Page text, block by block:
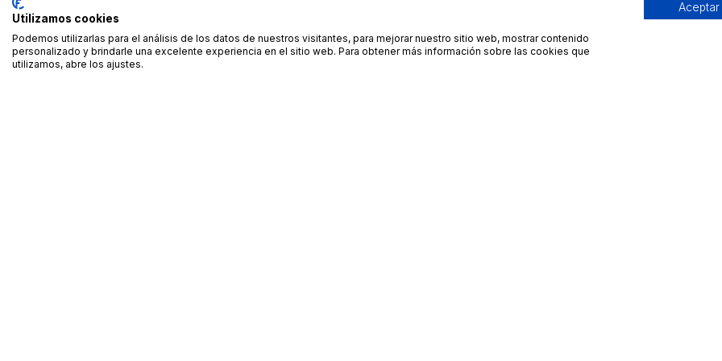
Utilizamos cookies
Podemos utilizarlas para el análisis de los datos de nuestros visitantes, para mejorar nuestro sitio web, mostrar contenido
personalizado y brindarle una excelente experiencia en el sitio web. Para obtener más información sobre las cookies que
utilizamos, abre los ajustes.